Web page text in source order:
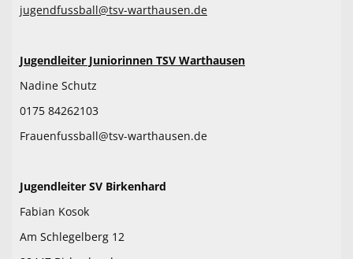
jugendfussball@tsv-warthausen.de
Jugendleiter Juniorinnen TSV Warthausen
Nadine Schutz
0175 84262103
Frauenfussball@tsv-warthausen.de
Jugendleiter SV Birkenhard
Fabian Kosok
Am Schlegelberg 12